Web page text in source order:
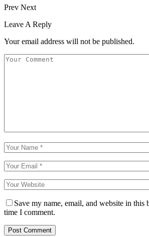
Prev Next
Leave A Reply
Your email address will not be published.
Save my name, email, and website in this
time I comment.